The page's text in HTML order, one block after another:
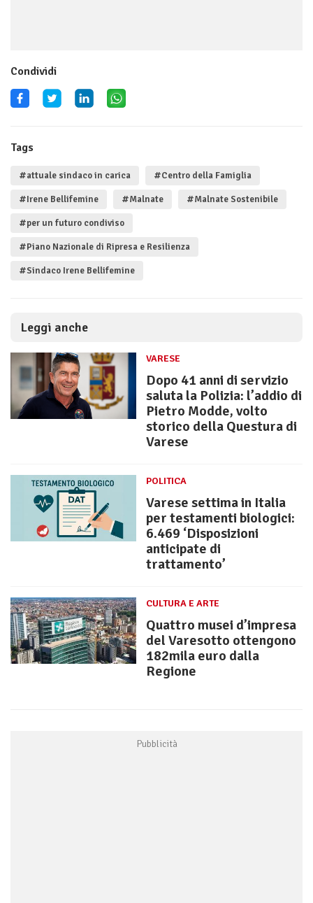
Condividi
Tags
#attuale sindaco in carica #Centro della Famiglia
#Irene Bellifemine #Malnate #Malnate Sostenibile
#per un futuro condiviso
#Piano Nazionale di Ripresa e Resilienza
#Sindaco Irene Bellifemine
Leggi anche
VARESE
Dopo 41 anni di servizio
saluta la Polizia: l’addio di
Pietro Modde, volto
storico della Questura di
Varese
POLITICA
Varese settima in Italia
per testamenti biologici:
6.469 ‘Disposizioni
anticipate di
trattamento’
CULTURA E ARTE
Quattro musei d’impresa
del Varesotto ottengono
182mila euro dalla
Regione